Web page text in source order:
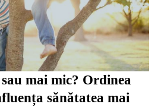
mai mic? Ordinea
sănătatea mai